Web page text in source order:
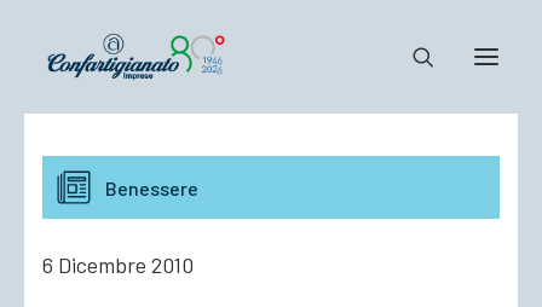
Notizie e Documenti
Confartigianato
Benessere
6 Dicembre 2010